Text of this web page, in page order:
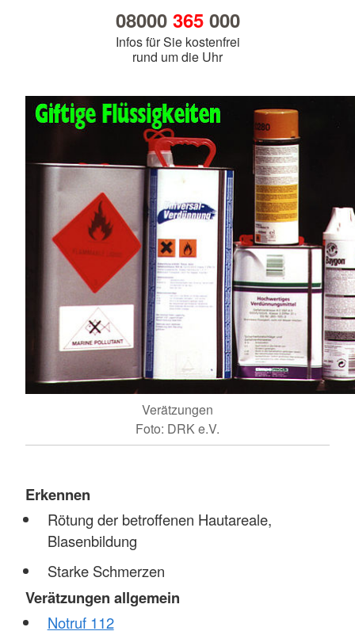
08000 365000
Infos für Sie kostenfrei
rund um die Uhr
Verätzungen
Foto: DRK e.V.
Erkennen
Rötung der betroffenen Hautareale,
Blasenbildung
Starke Schmerzen
Verätzungen allgemein
Notruf 112